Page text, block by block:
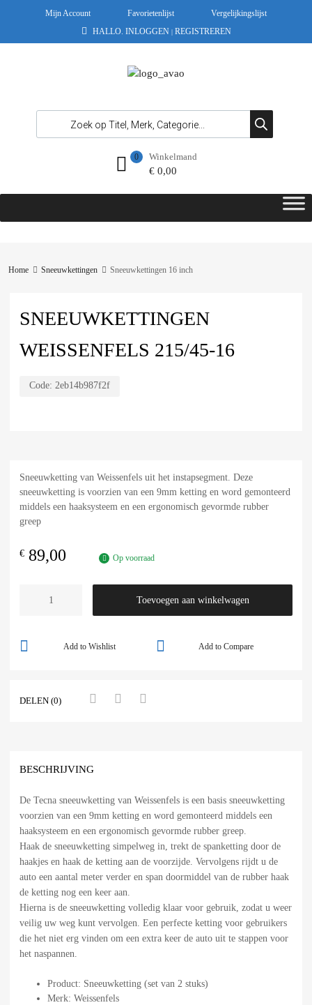
Mijn Account Favorietenlijst
Vergelijkingslijst
HALLO. INLOGGEN | REGISTREREN
Winkelmand
€0,00
0
Home Sneeuwkettingen Sneeuwkettingen 16 inch
SNEEUWKETTINGEN
WEISSENFELS 215/45-16
Code: 2eb14b987f2f
Sneeuwketting van Weissenfels uit het instapsegment. Deze
sneeuwketting is voorzien van een 9mm ketting en word gemonteerd
middels een haaksysteem en een ergonomisch gevormde rubber
greep
€ 89,00 Op voorraad
Toevoegen aan winkelwagen
Add to Compare
Add to Wishlist
DELEN (0)
BESCHRIJVING
De Tecna sneeuwketting van Weissenfels is een basis sneeuwketting
voorzien van een 9mm ketting en word gemonteerd middels een
haaksysteem en een ergonomisch gevormde rubber greep.
Haak de sneeuwketting simpelweg in, trekt de spanketting door de
haakjes en haak de ketting aan de voorzijde. Vervolgens rijdt u de
auto een aantal meter verder en span doormiddel van de rubber haak
de ketting nog een keer aan.
Hierna is de sneeuwketting volledig klaar voor gebruik, zodat u weer
veilig uw weg kunt vervolgen. Een perfecte ketting voor gebruikers
die het niet erg vinden om een extra keer de auto uit te stappen voor
het naspannen.
Product: Sneeuwketting (set van 2 stuks)
Merk: Weissenfels